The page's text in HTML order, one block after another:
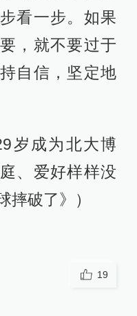
看一步。如果
，就不要过于
自信，坚定地
岁成为北大博
、爱好样样没
摔破了》）
19